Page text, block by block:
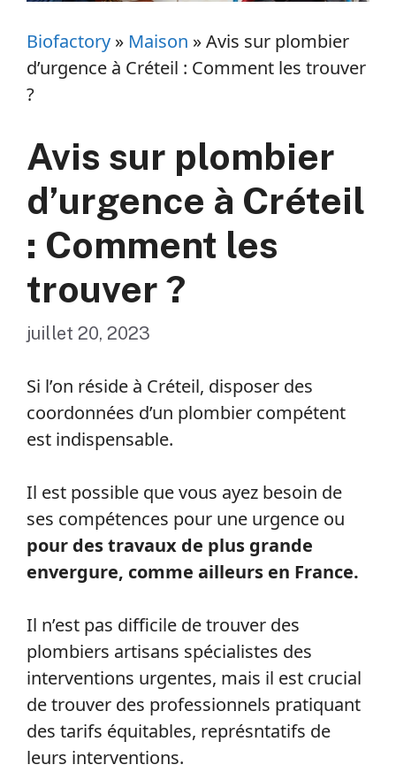
Biofactory » Maison »Avis sur plombier
d’urgence à Créteil : Comment les trouver
?
Avis sur plombier
d’urgence à Créteil
: Comment les
trouver ?
juillet 20, 2023
Si l’on réside à Créteil, disposer des
coordonnées d’un plombier compétent
est indispensable.
Il est possible que vous ayez besoin de
ses compétences pour une urgence ou
pour des travaux de plus grande
envergure, comme ailleurs en France.
Il n’est pas difficile de trouver des
plombiers artisans spécialistes des
interventions urgentes, mais il est crucial
de trouver des professionnels pratiquant
des tarifs équitables, représntatifs de
leurs interventions.